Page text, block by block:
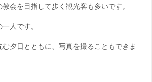
会を目指して歩く観光客も多いです。
人です。
夕日とともに、写真を撮ることもできま